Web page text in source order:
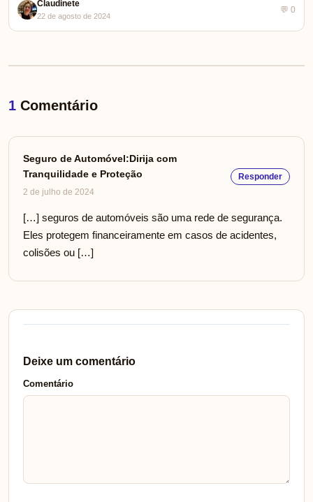
Claudinete
22 de agosto de 2024
💬 0
1 Comentário
Seguro de Automóvel:Dirija com
Tranquilidade e Proteção
2 de julho de 2024
Responder
[…] seguros de automóveis são uma rede de segurança.
Eles protegem financeiramente em casos de acidentes,
colisões ou […]
Deixe um comentário
Comentário